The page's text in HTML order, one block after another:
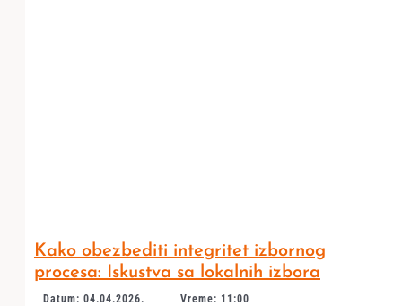
Kako obezbediti integritet izbornog
procesa: Iskustva sa lokalnih izbora
Datum: 04.04.2026. Vreme: 11:00